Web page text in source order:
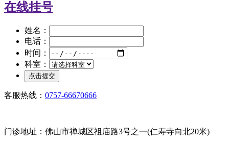
在线挂号
姓名：
电话：
时间：
科室：
客服热线： 0757-66670666
门诊地址：佛山市禅城区祖庙路3号之一(仁寿寺向北20米)